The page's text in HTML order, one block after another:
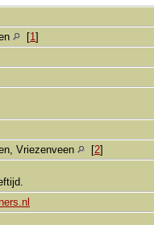
[1]
Vriezenveen [2]